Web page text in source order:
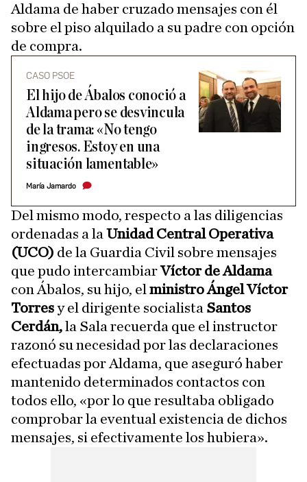
Aldama de haber cruzado mensajes con él
sobre el piso alquilado a su padre con opción
de compra.
CASO PSOE
El hijo de Ábalos conoció a
Aldama pero se desvincula
de la trama: «No tengo
ingresos. Estoy en una
situación lamentable»
María Jamardo
Del mismo modo, respecto a las diligencias
ordenadas a la Unidad Central Operativa
(UCO) de la Guardia Civil sobre mensajes
que pudo intercambiarVíctor de Aldama
con Ábalos, su hijo, el ministro Ángel Víctor
Torresy el dirigente socialista Santos
Cerdán,la Sala recuerda que el instructor
razonó su necesidad por las declaraciones
efectuadas por Aldama, que aseguró haber
mantenido determinados contactos con
todos ello, «por lo que resultaba obligado
comprobar la eventual existencia de dichos
mensajes, si efectivamente los hubiera».